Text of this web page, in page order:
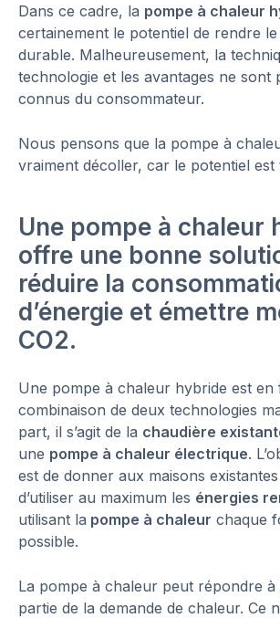
Dans ce cadre, la pompe à chaleur
certainement le potentiel de rendre
durable. Malheureusement, la
technologie et les avantages ne sont
connus du consommateur.
Nous pensons que la pompe à
vraiment décoller, car le potentiel est
Une pompe à chaleur
offre une bonne
réduire la
d’énergie et émettre
CO2.
Une pompe à chaleur hybride est en
combinaison de deux technologies
part, il s’agit de la chaudière
une pompe à chaleur électrique.
est de donner aux maisons
d’utiliser au maximum les énergies
utilisant la pompe à chaleur chaque
possible.
La pompe à chaleur peut répondre à
partie de la demande de chaleur. Ce